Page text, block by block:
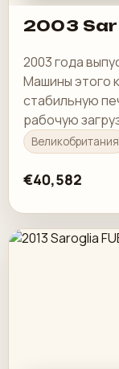
2003
2003 года
Машины этого
стабильную
рабочую
Великобритания
€40,582